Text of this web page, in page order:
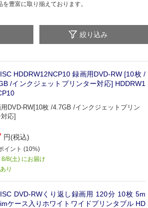
豊富に取り揃えております。
絞り込み
HDDRW12NCP10 録画用DVD-RW [10枚 /
/インクジェットプリンター対応] HDDRW1
DVD-RW[10枚 /4.7GB /インクジェットプリン
応]
円(税込)
イント (10%)
8/8(土) にお届け
り
DVD-RWくり返し録画用 120分 10枚 5m
ケース入りホワイトワイドプリンタブル HD